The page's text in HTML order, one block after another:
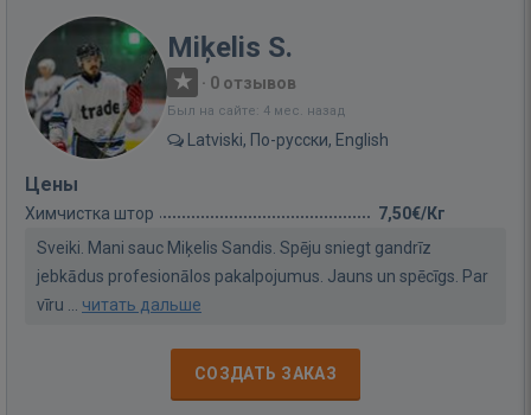
Miķelis S.
· 0 отзывов
Был на сайте: 4 мес. назад
Latviski, По-русски, English
Цены
Химчистка штор
7,50€/Кг
Sveiki. Mani sauc Miķelis Sandis. Spēju sniegt gandrīz
jebkādus profesionālos pakalpojumus. Jauns un spēcīgs. Par
vīru ... читать дальше
СОЗДАТЬ ЗАКАЗ